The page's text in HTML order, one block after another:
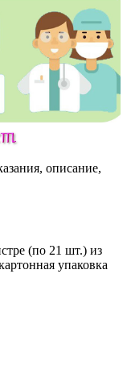
описание,
(по 21 шт.) из
упаковка